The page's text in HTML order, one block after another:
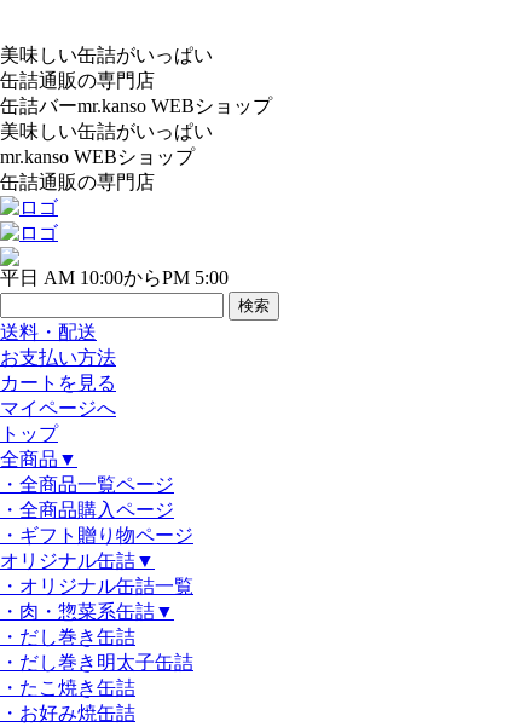
美味しい缶詰がいっぱい
缶詰通販の専門店
缶詰バーmr.kanso WEBショップ
美味しい缶詰がいっぱい
mr.kanso WEBショップ
缶詰通販の専門店
平日 AM 10:00からPM 5:00
送料・配送
お支払い方法
カートを見る
マイページへ
トップ
全商品 ▼
・全商品一覧ページ
・全商品購入ページ
・ギフト贈り物ページ
オリジナル缶詰▼
・オリジナル缶詰一覧
・肉・惣菜系缶詰▼
・だし巻き缶詰
・だし巻き明太子缶詰
・たこ焼き缶詰
・お好み焼缶詰